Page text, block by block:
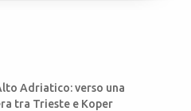
Adriatico: verso una
tra Trieste e Koper